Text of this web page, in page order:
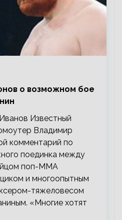
о возможном бое
Известный
Владимир
комментарий по
поединка между
поп-ММА
и многоопытным
тяжеловесом
«Многие хотят